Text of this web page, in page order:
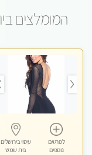
המומלצים
לפרטים
נוספים
עיסוי בירושלים
בית שמש